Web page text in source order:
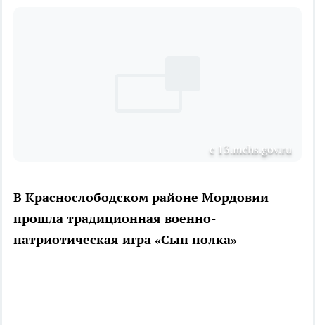
с 13.mchs.gov.ru
В Краснослободском районе Мордовии
прошла традиционная военно-
патриотическая игра «Сын полка»